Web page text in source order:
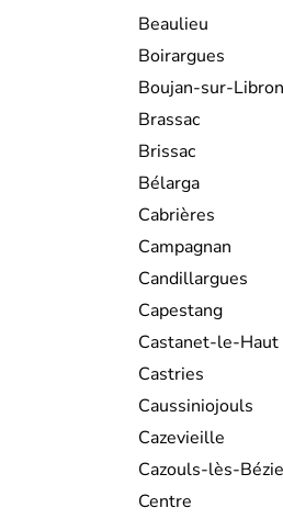
Beaulieu
Boirargues
Boujan-sur-Libron
Brassac
Brissac
Bélarga
Cabrières
Campagnan
Candillargues
Capestang
Castanet-le-Haut
Castries
Caussiniojouls
Cazevieille
Cazouls-lès-
Centre